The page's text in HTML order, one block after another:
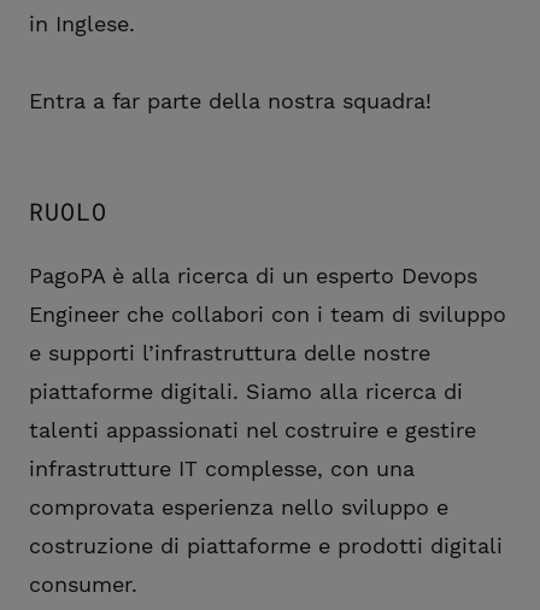
in Inglese.
Entra a far parte della nostra squadra!
RUOLO
PagoPA è alla ricerca di un esperto Devops
Engineer che collabori con i team di sviluppo
e supporti l’infrastruttura delle nostre
piattaforme digitali. Siamo alla ricerca di
talenti appassionati nel costruire e gestire
infrastrutture IT complesse, con una
comprovata esperienza nello sviluppo e
costruzione di piattaforme e prodotti digitali
consumer.